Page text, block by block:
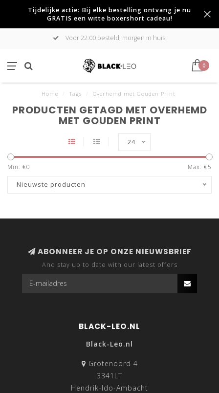
Tijdelijke actie: Bij elke bestelling ontvang je nu
GRATIS een witte boxershort cadeau!
Voor 22:00 besteld, morgen in huis!
0
Home Tags Overhemd met Gouden Print
PRODUCTEN GETAGD MET OVERHEMD
MET GOUDEN PRINT
24
Min: €0 Max: €5
Nieuwste producten
ABONNEER JE OP ONZE NIEUWSBRIEF
And stay up to date with our latest offers
BLACK-LEO.NL
Black-Leo.nl
Grotenoord 4
3341LT
Hendrik-Ido-Ambacht